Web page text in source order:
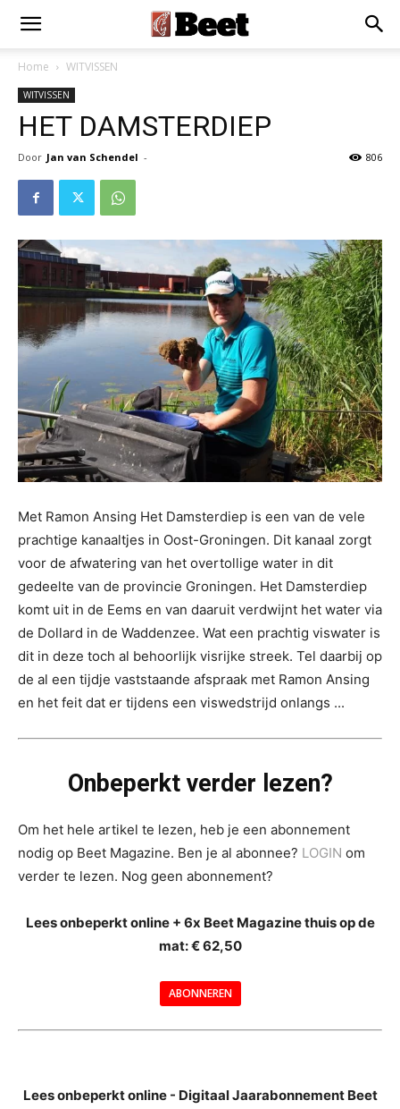
Home WITVISSEN
WITVISSEN
HET DAMSTERDIEP
Door Jan van Schendel - 806
Met Ramon Ansing Het Damsterdiep is een van de vele
prachtige kanaaltjes in Oost-Groningen. Dit kanaal zorgt
voor de afwatering van het overtollige water in dit
gedeelte van de provincie Groningen. Het Damsterdiep
komt uit in de Eems en van daaruit verdwijnt het water via
de Dollard in de Waddenzee. Wat een prachtig viswater is
dit in deze toch al behoorlijk visrijke streek. Tel daarbij op
de al een tijdje vaststaande afspraak met Ramon Ansing
en het feit dat er tijdens een viswedstrijd onlangs ...
Onbeperkt verder lezen?
Om het hele artikel te lezen, heb je een abonnement
nodig op Beet Magazine. Ben je al abonnee? LOGIN om
verder te lezen. Nog geen abonnement?
Lees onbeperkt online + 6x Beet Magazine thuis op de
mat: € 62,50
ABONNEREN
Lees onbeperkt online - Digitaal Jaarabonnement Beet